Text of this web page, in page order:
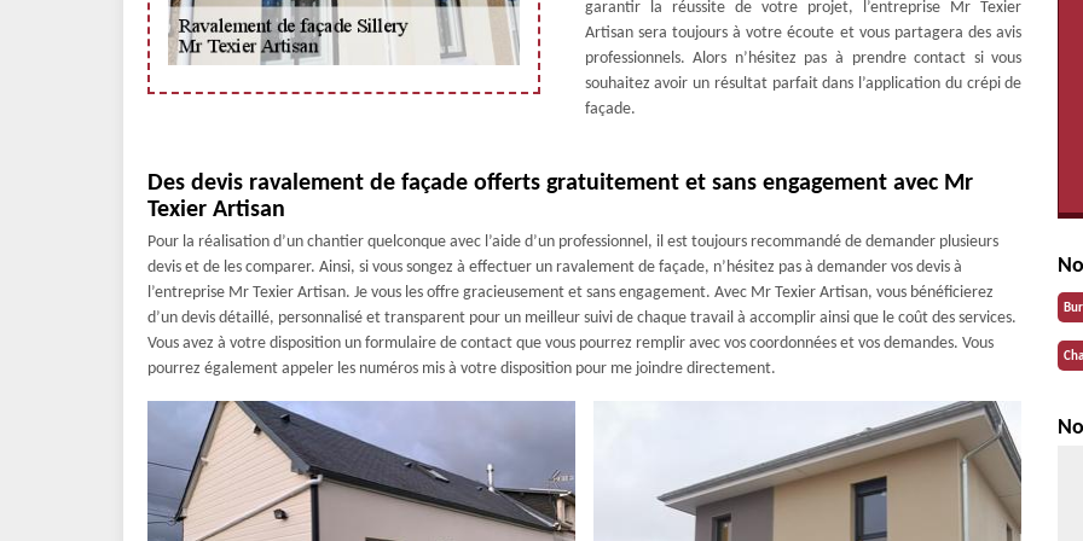
garantir la réussite de votre projet, l’entreprise Mr Texier
Artisan sera toujours à votre écoute et vous partagera des avis
professionnels. Alors n’hésitez pas à prendre contact si vous
souhaitez avoir un résultat parfait dans l’application du crépi de
façade.
Des devis ravalement de façade offerts gratuitement et sans engagement avec Mr
Texier Artisan
Pour la réalisation d’un chantier quelconque avec l’aide d’un professionnel, il est toujours recommandé de demander plusieurs
devis et de les comparer. Ainsi, si vous songez à effectuer un ravalement de façade, n’hésitez pas à demander vos devis à
l’entreprise Mr Texier Artisan. Je vous les offre gracieusement et sans engagement. Avec Mr Texier Artisan, vous bénéficierez
d’un devis détaillé, personnalisé et transparent pour un meilleur suivi de chaque travail à accomplir ainsi que le coût des services.
Vous avez à votre disposition un formulaire de contact que vous pourrez remplir avec vos coordonnées et vos demandes. Vous
pourrez également appeler les numéros mis à votre disposition pour me joindre directement.